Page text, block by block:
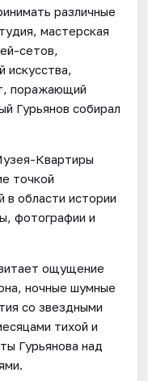
различные
мастерская
сетов,
искусства,
поражающий
Гурьянов собирал
Квартиры
точкой
в области истории
фотографии и
ощущение
ночные шумные
со звездными
тихой и
Гурьянова над